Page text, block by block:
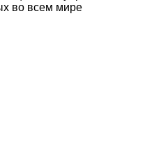
во всем мире